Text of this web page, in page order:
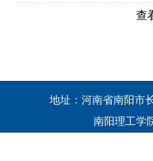
查
地址：河南省南阳市
南阳理工学